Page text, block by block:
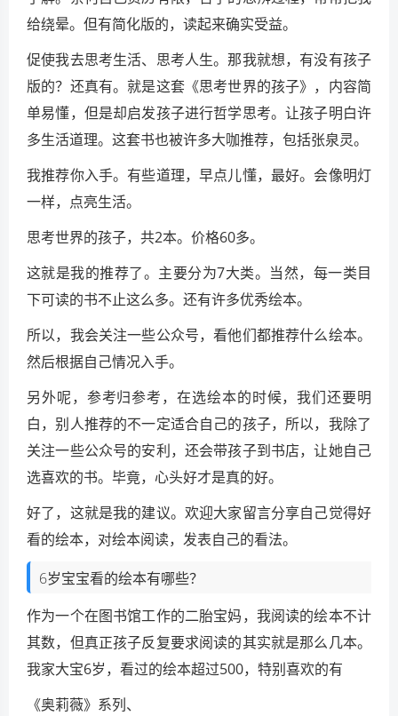
给绕晕。但有简化版的，读起来确实受益。
促使我去思考生活、思考人生。那我就想，有没有孩子
版的？还真有。就是这套《思考世界的孩子》，内容简
单易懂，但是却启发孩子进行哲学思考。让孩子明白许
多生活道理。这套书也被许多大咖推荐，包括张泉灵。
我推荐你入手。有些道理，早点儿懂，最好。会像明灯
一样，点亮生活。
思考世界的孩子，共2本。价格60多。
这就是我的推荐了。主要分为7大类。当然，每一类目
下可读的书不止这么多。还有许多优秀绘本。
所以，我会关注一些公众号，看他们都推荐什么绘本。
然后根据自己情况入手。
另外呢，参考归参考，在选绘本的时候，我们还要明
白，别人推荐的不一定适合自己的孩子，所以，我除了
关注一些公众号的安利，还会带孩子到书店，让她自己
选喜欢的书。毕竟，心头好才是真的好。
好了，这就是我的建议。欢迎大家留言分享自己觉得好
看的绘本，对绘本阅读，发表自己的看法。
6岁宝宝看的绘本有哪些？
作为一个在图书馆工作的二胎宝妈，我阅读的绘本不计
其数，但真正孩子反复要求阅读的其实就是那么几本。
我家大宝6岁，看过的绘本超过500，特别喜欢的有
《奥莉薇》系列、